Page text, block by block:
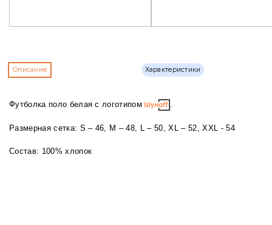
Описание Характеристики
Футболка поло белая с логотипом .
Размерная сетка: S – 46, M – 48, L – 50, XL – 52, XXL - 54
Состав: 100% хлопок